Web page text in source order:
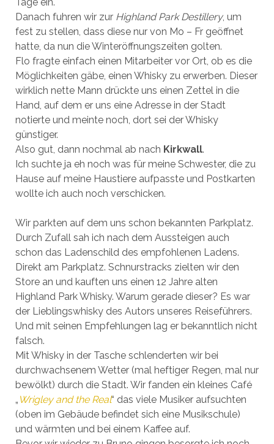
Tage ein.
Danach fuhren wir zur Highland Park Destillery, um
fest zu stellen, dass diese nur von Mo – Fr geöffnet
hatte, da nun die Winteröffnungszeiten golten.
Flo fragte einfach einen Mitarbeiter vor Ort, ob es die
Möglichkeiten gäbe, einen Whisky zu erwerben. Dieser
wirklich nette Mann drückte uns einen Zettel in die
Hand, auf dem er uns eine Adresse in der Stadt
notierte und meinte noch, dort sei der Whisky
günstiger.
Also gut, dann nochmal ab nach Kirkwall.
Ich suchte ja eh noch was für meine Schwester, die zu
Hause auf meine Haustiere aufpasste und Postkarten
wollte ich auch noch verschicken.
Wir parkten auf dem uns schon bekannten Parkplatz.
Durch Zufall sah ich nach dem Aussteigen auch
schon das Ladenschild des empfohlenen Ladens.
Direkt am Parkplatz. Schnurstracks zielten wir den
Store an und kauften uns einen 12 Jahre alten
Highland Park Whisky. Warum gerade dieser? Es war
der Lieblingswhisky des Autors unseres Reiseführers.
Und mit seinen Empfehlungen lag er bekanntlich nicht
falsch.
Mit Whisky in der Tasche schlenderten wir bei
durchwachsenem Wetter (mal heftiger Regen, mal nur
bewölkt) durch die Stadt. Wir fanden ein kleines Café
„ Wrigley and the Real“ das viele Musiker aufsuchten
(oben im Gebäude befindet sich eine Musikschule)
und wärmten und bei einem Kaffee auf.